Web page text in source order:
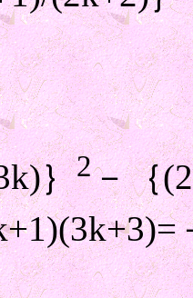
｝2－｛